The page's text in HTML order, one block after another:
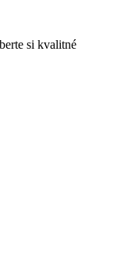
si kvalitné